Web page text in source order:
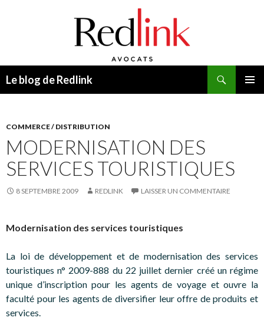
Le blog de Redlink
COMMERCE / DISTRIBUTION
MODERNISATION DES
SERVICES TOURISTIQUES
8 SEPTEMBRE 2009 REDLINK LAISSER UN COMMENTAIRE
Modernisation des services touristiques
La loi de développement et de modernisation des services
touristiques n° 2009-888 du 22 juillet dernier créé un régime
unique d’inscription pour les agents de voyage et ouvre la
faculté pour les agents de diversifier leur offre de produits et
services.